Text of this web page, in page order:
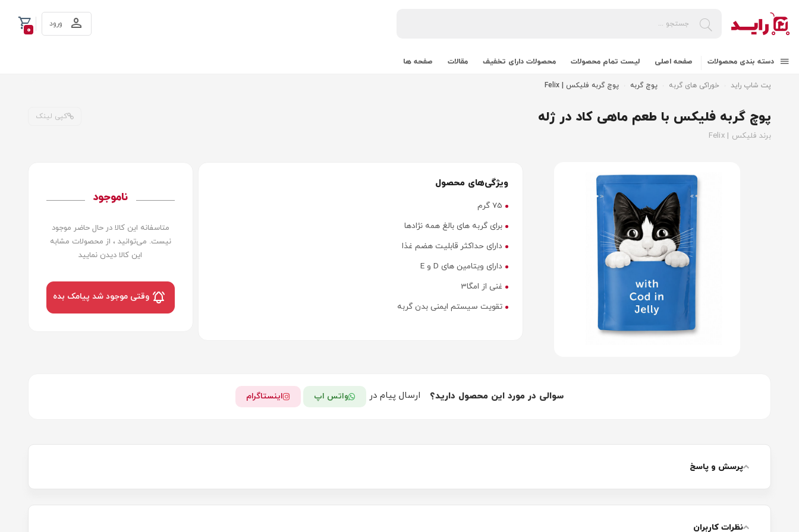
0
ورود
دسته بندی محصولات صفحه اصلی لیست تمام محصولات محصولات دارای تخفیف مقالات صفحه ها
پت شاپ راید خوراکی های گربه پوچ گربه پوچ گربه فلیکس | Felix
پوچ گربه فلیکس با طعم ماهی کاد در ژله کپی لینک
برند فلیکس | Felix
ویژگی‌های محصول
75 گرم
برای گربه های بالغ همه نژادها
دارای حداکثر قابلیت هضم غذا
دارای ویتامین های D و E
غنی از امگا3
تقویت سیستم ایمنی بدن گربه
ناموجود
متاسفانه این کالا در حال حاضر موجود
نیست. می‌توانید ، از محصولات مشابه
این کالا دیدن نمایید
وقتی موجود شد پیامک بده
سوالی در مورد این محصول دارید؟ ارسال پیام در واتس اپ اینستاگرام
پرسش و پاسخ
نظرات کاربران